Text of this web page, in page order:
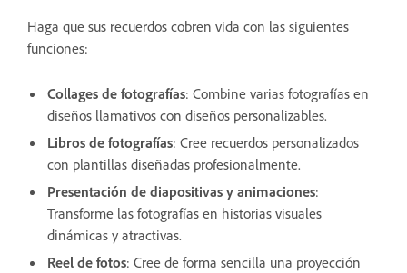
Haga que sus recuerdos cobren vida con las siguientes
funciones:
Collages de fotografías: Combine varias fotografías en
diseños llamativos con diseños personalizables.
Libros de fotografías: Cree recuerdos personalizados
con plantillas diseñadas profesionalmente.
Presentación de diapositivas y animaciones:
Transforme las fotografías en historias visuales
dinámicas y atractivas.
Reel de fotos: Cree de forma sencilla una proyección